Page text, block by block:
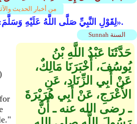
من أخبار الحديث
لِقَوْلِ النَّبِيِّ صَلَّى اللَّهُ عَلَيْهِ وَسَلَّمَ: «لا يُمْنَعُ فَضْلُ الْمَاءِ».
Sunnah السنة
حَدَّثَنَا عَبْدُ اللَّهِ بْنُ
يُوسُفَ، أَخْبَرَنَا مَالِكٌ،
عَنْ أَبِي الزِّنَادِ، عَنِ
الأَعْرَجِ، عَنْ أَبِي هُرَيْرَةَ
ـ رضى الله عنه ـ أَنَّ